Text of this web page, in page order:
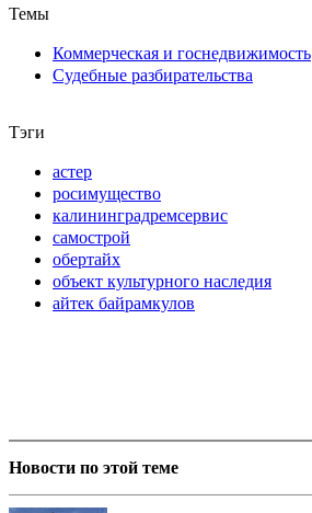
Темы
Коммерческая и госнедвижимость
Судебные разбирательства
Тэги
астер
росимущество
калининградремсервис
самострой
обертайх
объект культурного наследия
айтек байрамкулов
Новости по этой теме